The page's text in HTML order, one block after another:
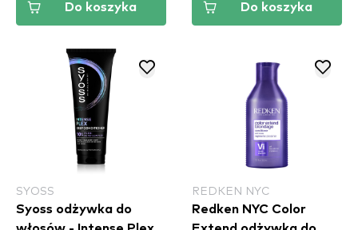
Do koszyka Do koszyka
SYOSS
Syoss odżywka do
REDKEN NYC
Redken NYC Color